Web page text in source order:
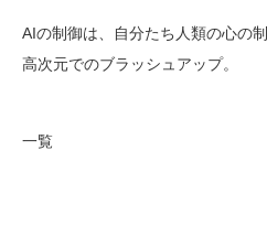
AIの制御は、自分たち人類の心の制
高次元でのブラッシュアップ。
一覧